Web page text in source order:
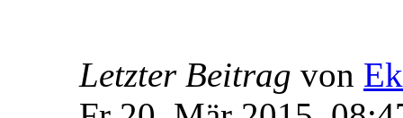
Letzter Beitrag von